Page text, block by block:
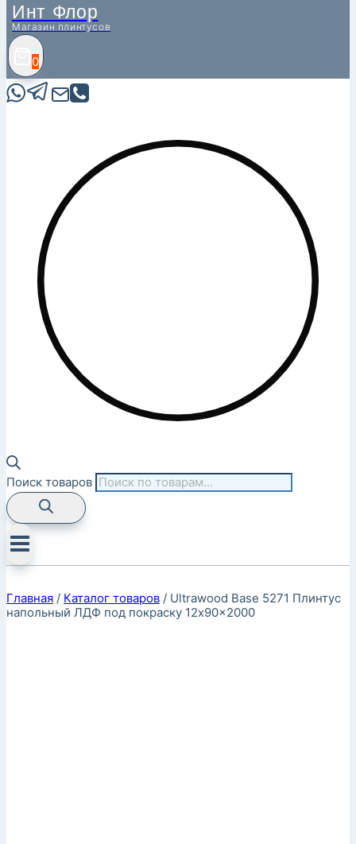
Инт Флор
Магазин плинтусов
0
Поиск товаров
Главная / Каталог товаров / Ultrawood Base 5271 Плинтус
напольный ЛДФ под покраску 12x90x2000